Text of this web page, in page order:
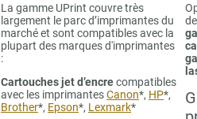
La gamme UPrint couvre très
largement le parc d’imprimantes du
marché et sont compatibles avec la
plupart des marques d'imprimantes
:
Cartouches jet d’encrecompatibles
avec les imprimantesCanon*, HP*,
Brother*, Epson*, Lexmark*